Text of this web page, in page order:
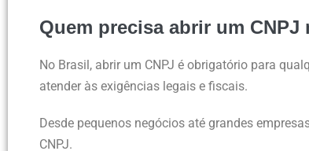
Quem precisa abrir um CNPJ
No Brasil, abrir um CNPJ é obrigatório para
atender às exigências legais e fiscais.
Desde pequenos negócios até grandes
CNPJ.